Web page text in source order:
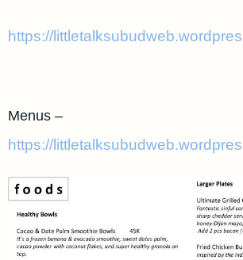
https://
Menus –
https://